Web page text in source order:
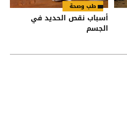
طب وصحة
أسباب نقص الحديد في
الجسم